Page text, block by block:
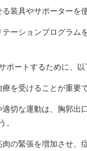
装具やサポーターを
ーションプログラム
ポートするために、
を受けることが重要
切な運動は、胸郭
。
の緊張を増加させ